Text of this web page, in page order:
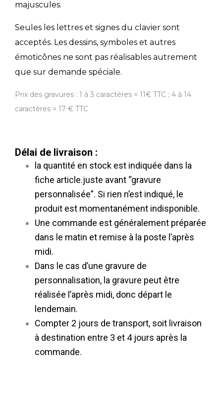
majuscules.
Seules les lettres et signes du clavier sont
acceptés. Les dessins, symboles et autres
émoticônes ne sont pas réalisables autrement
que sur demande spéciale.
Prix des gravures : 1 à 3 caractères = 11€ TTC ; 4 à 14
caractères = 17 € TTC
Délai de livraison :
la quantité en stock est indiquée dans la
fiche article.juste avant “gravure
personnalisée”. Si rien n’est indiqué, le
produit est momentanément indisponible.
Une commande est généralement préparée
dans le matin et remise à la poste l’après
midi.
Dans le cas d’une gravure de
personnalisation, la gravure peut être
réalisée l’après midi, donc départ le
lendemain.
Compter 2 jours de transport, soit livraison
à destination entre 3 et 4 jours après la
commande.